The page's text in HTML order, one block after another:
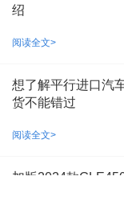
绍
阅读全文>
想了解平行进口汽
货不能错过
阅读全文>
加版2024款